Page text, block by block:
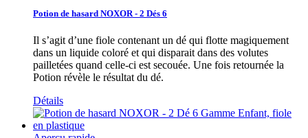
Potion de hasard NOXOR - 2 Dés 6
Il s’agit d’une fiole contenant un dé qui flotte magiquement
dans un liquide coloré et qui disparait dans des volutes
pailletées quand celle-ci est secouée. Une fois retournée la
Potion révèle le résultat du dé.
Détails